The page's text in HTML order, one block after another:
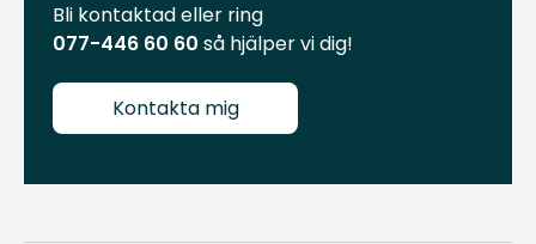
Bli kontaktad eller ring
077-446 60 60 så hjälper vi dig!
Kontakta mig